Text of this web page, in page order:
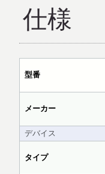
仕様
型番
メーカー
デバイス
タイプ